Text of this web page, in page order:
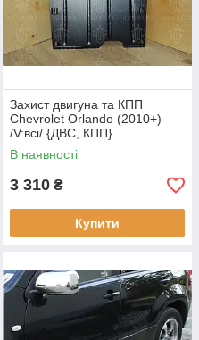
Захист двигуна та КПП
Chevrolet Orlando (2010+)
/V:всі/ {ДВС, КПП}
В наявності
3 310 ₴
Купити